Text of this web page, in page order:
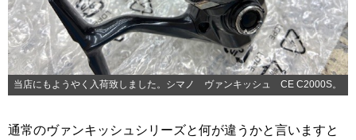
当店にもようやく入荷致しました。シマノ ヴァンキッシュ CE C2000S。
通常のヴァンキッシュシリーズと何が違うかと言いますと